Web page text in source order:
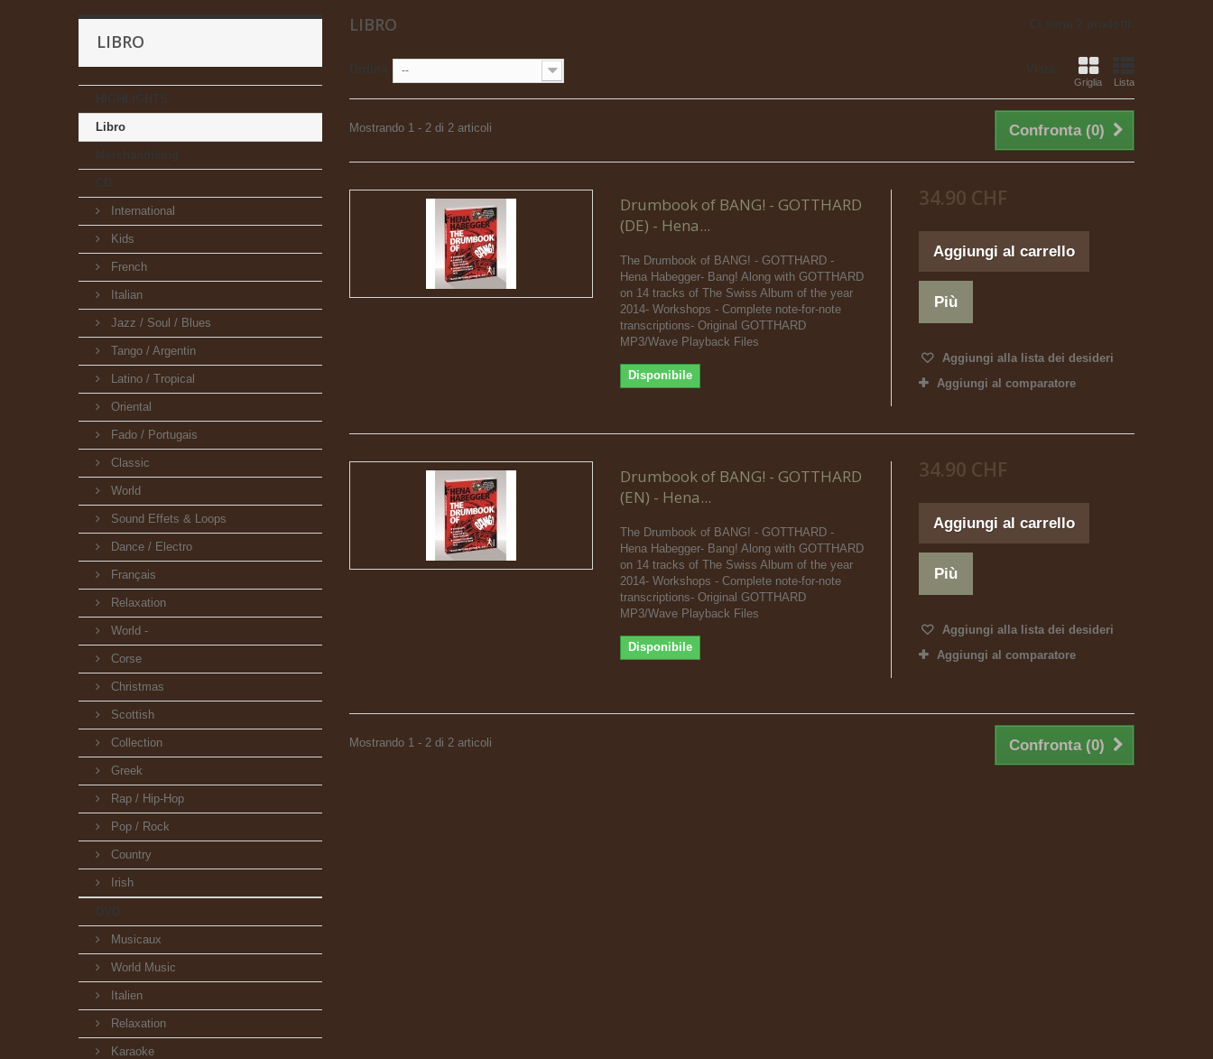
LIBRO
HIGHLIGHTS
Libro
International
Kids
French
Italian
Jazz / Soul / Blues
Tango / Argentin
Latino / Tropical
Oriental
Fado / Portugais
Classic
World
Sound Effets & Loops
Dance / Electro
Français
Relaxation
World -
Corse
Christmas
Scottish
Collection
Greek
Rap / Hip-Hop
Pop / Rock
Country
Irish
Musicaux
World Music
Italien
Relaxation
Karaoke
LIBRO
Griglia Lista
--
Confronta (0)
Mostrando 1 - 2 di 2 articoli
Drumbook of BANG! - GOTTHARD
(DE) - Hena...
The Drumbook of BANG! - GOTTHARD -
Hena Habegger- Bang! Along with GOTTHARD
on 14 tracks of The Swiss Album of the year
2014- Workshops - Complete note-for-note
transcriptions- Original GOTTHARD
MP3/Wave Playback Files
Disponibile
34.90 CHF
Aggiungi al carrello
Più
Aggiungi alla lista dei desideri
Aggiungi al comparatore
Drumbook of BANG! - GOTTHARD
(EN) - Hena...
The Drumbook of BANG! - GOTTHARD -
Hena Habegger- Bang! Along with GOTTHARD
on 14 tracks of The Swiss Album of the year
2014- Workshops - Complete note-for-note
transcriptions- Original GOTTHARD
MP3/Wave Playback Files
Disponibile
34.90 CHF
Aggiungi al carrello
Più
Aggiungi alla lista dei desideri
Aggiungi al comparatore
Confronta (0)
Mostrando 1 - 2 di 2 articoli